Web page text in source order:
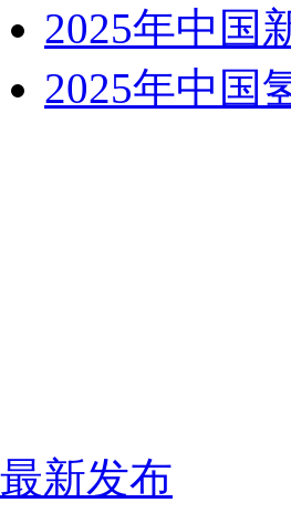
2025年中国
2025年中国
最新发布